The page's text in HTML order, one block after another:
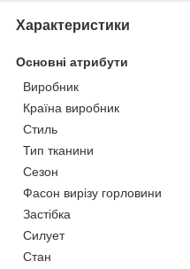
Характеристики
Основні атрибути
Виробник
Країна виробник
Стиль
Тип тканини
Сезон
Фасон вирізу горловини
Застібка
Силует
Стан